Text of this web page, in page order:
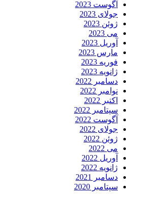
آگوست 2023
جولای 2023
ژوئن 2023
می 2023
آوریل 2023
مارس 2023
فوریه 2023
ژانویه 2023
دسامبر 2022
نوامبر 2022
اکتبر 2022
سپتامبر 2022
آگوست 2022
جولای 2022
ژوئن 2022
می 2022
آوریل 2022
ژانویه 2022
دسامبر 2021
سپتامبر 2020